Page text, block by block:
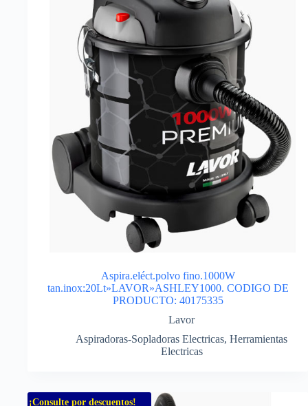
Aspira.eléct.polvo fino.1000W
tan.inox:20Lt»LAVOR»ASHLEY1000. CODIGO DE
PRODUCTO: 40175335
Lavor
Aspiradoras-Sopladoras Electricas, Herramientas
Electricas
¡Consulte por descuentos!